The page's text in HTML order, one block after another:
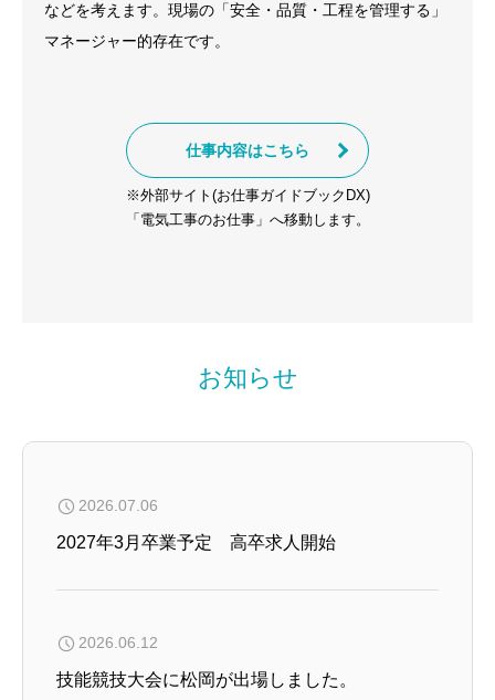
などを考えます。現場の「安全・品質・工程を管理する」
マネージャー的存在です。
仕事内容はこちら
※外部サイト(お仕事ガイドブックDX)
「電気工事のお仕事」へ移動します。
お知らせ
2026.07.06
2027年3月卒業予定 高卒求人開始
2026.06.12
技能競技大会に松岡が出場しました。